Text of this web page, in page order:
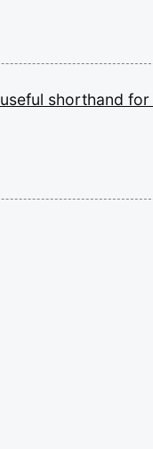
useful shorthand for